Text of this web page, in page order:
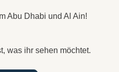
Abu Dhabi und Al Ain!
was ihr sehen möchtet.